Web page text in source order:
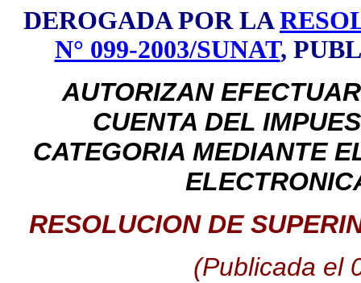
DEROGADA POR LA
N° 099-2003/SUNAT,
AUTORIZAN
CUENTA DEL
CATEGORIA MEDIANTE
RESOLUCION DE
(Publicada el